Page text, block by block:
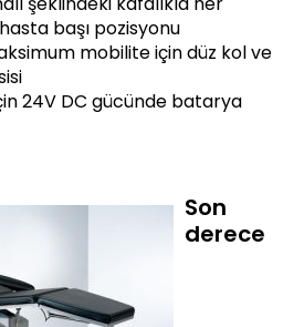
başı pozisyonu
mobilite için düz kol ve
24V DC gücünde batarya
Son
derece